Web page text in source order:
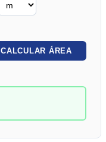
CALCULAR ÁREA